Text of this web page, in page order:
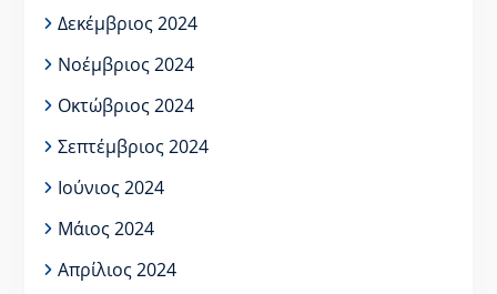
Δεκέμβριος 2024
Νοέμβριος 2024
Οκτώβριος 2024
Σεπτέμβριος 2024
Ιούνιος 2024
Μάιος 2024
Απρίλιος 2024